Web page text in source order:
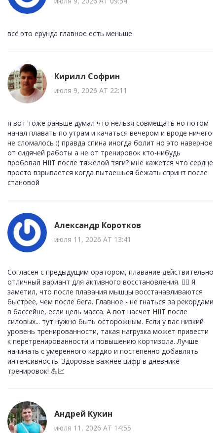
всё это ерунда главное есть меньше
Кирилл Софрин
июля 9, 2026 AT 22:11
я вот тоже раньше думал что нельзя совмещать но потом
начал плавать по утрам и качаться вечером и вроде ничего
не сломалось :) правда спина иногда болит но это наверное
от сидячей работы а не от тренировок кто-нибудь
пробовал HIIT после тяжелой тяги? мне кажется что сердце
просто взрывается когда пытаешься бежать спринт после
становой
Александр Коротков
июля 11, 2026 AT 13:41
Согласен с предыдущим оратором, плавание действительно
отличный вариант для активного восстановления. 🏊‍♂️ Я
заметил, что после плавания мышцы восстанавливаются
быстрее, чем после бега. Главное - не гнаться за рекордами
в бассейне, если цель масса. А вот насчет HIIT после
силовых... тут нужно быть осторожным. Если у вас низкий
уровень тренированности, такая нагрузка может привести
к перетренированности и повышению кортизола. Лучше
начинать с умеренного кардио и постепенно добавлять
интенсивность. Здоровье важнее цифр в дневнике
тренировок! 💪📈
Андрей Кукин
июля 11, 2026 AT 14:55